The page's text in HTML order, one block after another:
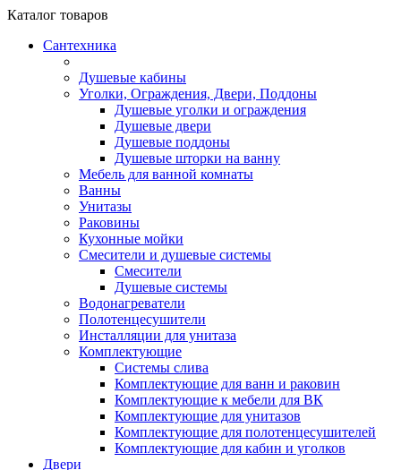
Каталог товаров
Сантехника
Душевые кабины
Уголки, Ограждения, Двери, Поддоны
Душевые уголки и ограждения
Душевые двери
Душевые поддоны
Душевые шторки на ванну
Мебель для ванной комнаты
Ванны
Унитазы
Раковины
Кухонные мойки
Смесители и душевые системы
Смесители
Душевые системы
Водонагреватели
Полотенцесушители
Инсталляции для унитаза
Комплектующие
Системы слива
Комплектующие для ванн и раковин
Комплектующие к мебели для ВК
Комплектующие для унитазов
Комплектующие для полотенцесушителей
Комплектующие для кабин и уголков
Двери